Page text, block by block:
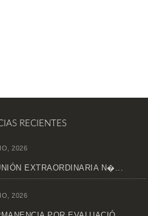
RECIENTES
2026
EXTRAORDINARIA N�...
2026